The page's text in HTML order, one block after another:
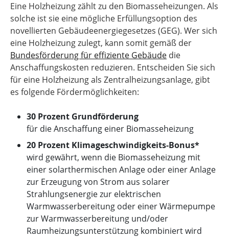
Eine Holzheizung zählt zu den Biomasseheizungen. Als
solche ist sie eine mögliche Erfüllungsoption des
novellierten Gebäudeenergiegesetzes (GEG). Wer sich
eine Holzheizung zulegt, kann somit gemäß der
Bundesförderung für effiziente Gebäude die
Anschaffungskosten reduzieren. Entscheiden Sie sich
für eine Holzheizung als Zentralheizungsanlage, gibt
es folgende Fördermöglichkeiten:
30 Prozent Grundförderung
für die Anschaffung einer Biomasseheizung
20 Prozent Klimageschwindigkeits-Bonus*
wird gewährt, wenn die Biomasseheizung mit
einer solarthermischen Anlage oder einer Anlage
zur Erzeugung von Strom aus solarer
Strahlungsenergie zur elektrischen
Warmwasserbereitung oder einer Wärmepumpe
zur Warmwasserbereitung und/oder
Raumheizungsunterstützung kombiniert wird